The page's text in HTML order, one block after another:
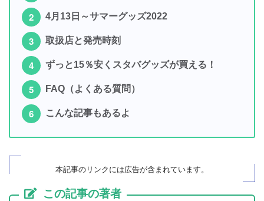
4月13日～サマーグッズ2022
取扱店と発売時刻
ずっと15％安くスタバグッズが買える！
FAQ（よくある質問）
こんな記事もあるよ
本記事のリンクには広告が含まれています。
この記事の著者